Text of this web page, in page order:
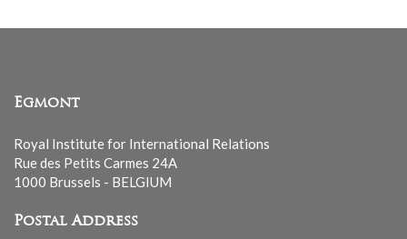
Egmont
Royal Institute for International Relations
Rue des Petits Carmes 24A
1000 Brussels - BELGIUM
Postal Address